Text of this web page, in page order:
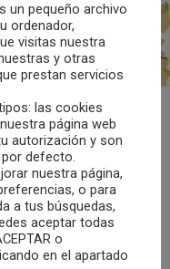
consejos y
protegerte ante una
a tu
esté mejor adaptado.
un pequeño archivo
ordenador,
visitas nuestra
y otras
prestan servicios
las cookies
página web
autorización y son
defecto.
nuestra página,
o para
a tus búsquedas,
aceptar todas
o
en el apartado